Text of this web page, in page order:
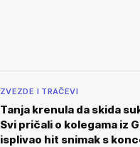
ZVEZDE I TRAČEVI
Tanja krenula da skida
Svi pričali o kolegama iz
isplivao hit snimak s